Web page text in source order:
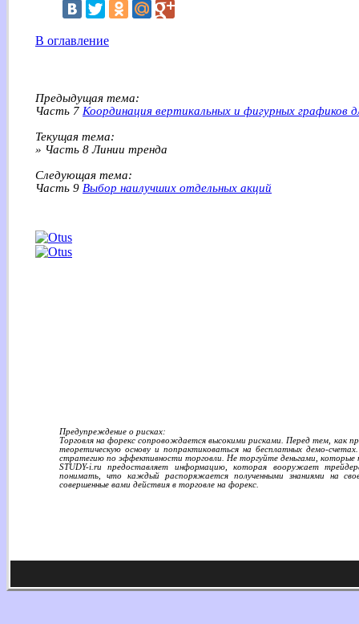
В оглавление
Предыдущая тема:
Часть 7 Координация вертикальных и фигурных графиков
Текущая тема:
» Часть 8 Линии тренда
Следующая тема:
Часть 9 Выбор наилучших отдельных акций
Предупреждение о рисках:
Торговля на форекс сопровождается высокими рисками. Перед тем, как
теоретическую основу и попрактиковаться на бесплатных демо-
стратегию по эффективности торговли. Не торгуйте деньгами, которые
STUDY-i.ru предоставляет информацию, которая вооружает
понимать, что каждый распоряжается полученными знаниями на
совершенные вами действия в торговле на форекс.